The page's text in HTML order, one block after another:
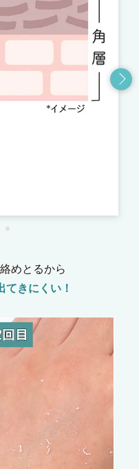
めとるから
きにくい！